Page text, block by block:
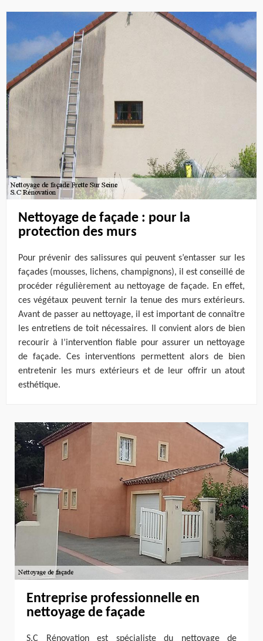
Nettoyage de façade : pour la
protection des murs
Pour prévenir des salissures qui peuvent s’entasser sur les
façades (mousses, lichens, champignons), il est conseillé de
procéder régulièrement au nettoyage de façade. En effet,
ces végétaux peuvent ternir la tenue des murs extérieurs.
Avant de passer au nettoyage, il est important de connaître
les entretiens de toit nécessaires. Il convient alors de bien
recourir à l’intervention fiable pour assurer un nettoyage
de façade. Ces interventions permettent alors de bien
entretenir les murs extérieurs et de leur offrir un atout
esthétique.
Entreprise professionnelle en
nettoyage de façade
S.C Rénovation est spécialiste du nettoyage de